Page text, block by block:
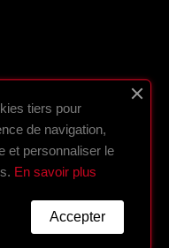
tiers pour
de navigation,
et personnaliser le
En savoir plus
Accepter